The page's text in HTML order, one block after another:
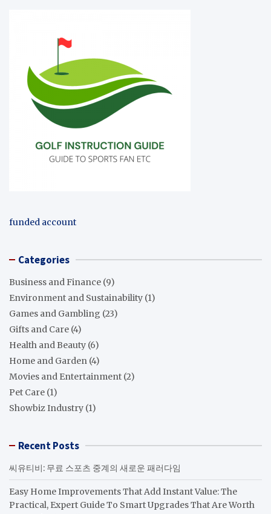
funded account
Categories
Business and Finance (9)
Environment and Sustainability (1)
Games and Gambling (23)
Gifts and Care (4)
Health and Beauty (6)
Home and Garden (4)
Movies and Entertainment (2)
Pet Care (1)
Showbiz Industry (1)
Recent Posts
씨유티비: 무료 스포츠 중계의 새로운 패러다임
Easy Home Improvements That Add Instant Value: The
Practical, Expert Guide To Smart Upgrades That Are Worth